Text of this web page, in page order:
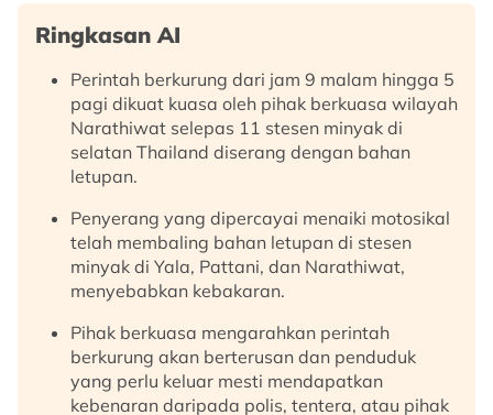
Ringkasan AI
Perintah berkurung dari jam 9 malam hingga 5
pagi dikuat kuasa oleh pihak berkuasa wilayah
Narathiwat selepas 11 stesen minyak di
selatan Thailand diserang dengan bahan
letupan.
Penyerang yang dipercayai menaiki motosikal
telah membaling bahan letupan di stesen
minyak di Yala, Pattani, dan Narathiwat,
menyebabkan kebakaran.
Pihak berkuasa mengarahkan perintah
berkurung akan berterusan dan penduduk
yang perlu keluar mesti mendapatkan
kebenaran daripada polis, tentera, atau pihak